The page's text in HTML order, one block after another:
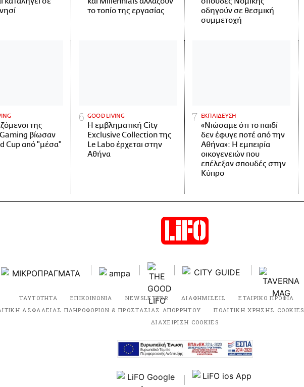
το τοπίο της εργασίας
οδηγούν σε θεσμική
συμμετοχή
της
βίωσαν
Cup από "μέσα"
GOOD LIVING
Η εμβληματική City
Exclusive Collection της
Le Labo έρχεται στην
Αθήνα
ΕΚΠΑΙΔΕΥΣΗ
«Νιώσαμε ότι το παιδί
δεν έφυγε ποτέ από την
Αθήνα»: Η εμπειρία
οικογενειών που
επέλεξαν σπουδές στην
Κύπρο
ΤΑΥΤΟΤΗΤΑ ΕΠΙΚΟΙΝΩΝΙΑ NEWSLETTER ΔΙΑΦΗΜΙΣΕΙΣ ΕΤΑΙΡΙΚΟ ΠΡΟΦΙΛ
ΑΣΦΑΛΕΙΑΣ ΠΛΗΡΟΦΟΡΙΩΝ & ΠΡΟΣΤΑΣΙΑΣ ΑΠΟΡΡΗΤΟΥ
ΠΟΛΙΤΙΚΗ ΧΡΗΣΗΣ COOKIES
ΔΙΑΧΕΙΡΙΣΗ COOKIES